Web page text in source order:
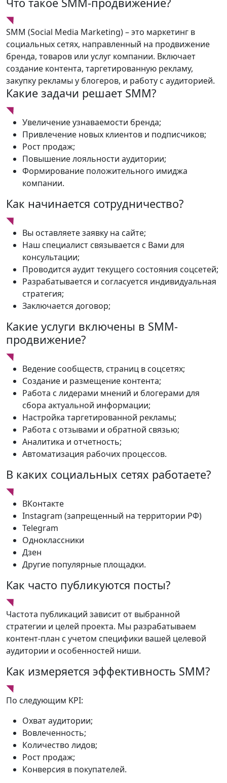
SMM (Social Media Marketing) – это маркетинг в
социальных сетях, направленный на продвижение
бренда, товаров или услуг компании. Включает
создание контента, таргетированную рекламу,
закупку рекламы у блогеров, и работу с аудиторией.
Какие задачи решает SMM?
Увеличение узнаваемости бренда;
Привлечение новых клиентов и подписчиков;
Рост продаж;
Повышение лояльности аудитории;
Формирование положительного имиджа
компании.
Как начинается сотрудничество?
Вы оставляете заявку на сайте;
Наш специалист связывается с Вами для
консультации;
Проводится аудит текущего состояния соцсетей;
Разрабатывается и согласуется индивидуальная
стратегия;
Заключается договор;
Какие услуги включены в SMM-
продвижение?
Ведение сообществ, страниц в соцсетях;
Создание и размещение контента;
Работа с лидерами мнений и блогерами для
сбора актуальной информации;
Настройка таргетированной рекламы;
Работа с отзывами и обратной связью;
Аналитика и отчетность;
Автоматизация рабочих процессов.
В каких социальных сетях работаете?
ВКонтакте
Instagram (запрещенный на территории РФ)
Telegram
Одноклассники
Дзен
Другие популярные площадки.
Как часто публикуются посты?
Частота публикаций зависит от выбранной
стратегии и целей проекта. Мы разрабатываем
контент-план с учетом специфики вашей целевой
аудитории и особенностей ниши.
Как измеряется эффективность SMM?
По следующим KPI:
Охват аудитории;
Вовлеченность;
Количество лидов;
Рост продаж;
Конверсия в покупателей.